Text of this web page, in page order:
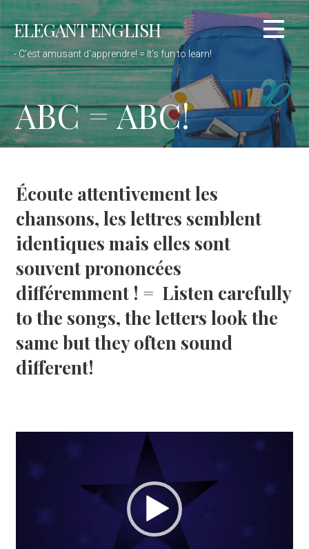
Passer
au
contenu
ELEGANT ENGLISH
- C'est amusant d'apprendre! = It’s fun to learn!
ABC = ABC!
Écoute attentivement les
chansons,les lettres semblent
identiques mais elles sont
souvent prononcées
différemment ! = Listen carefully
to the songs, the letters look the
same but they often sound
different!
vidéo